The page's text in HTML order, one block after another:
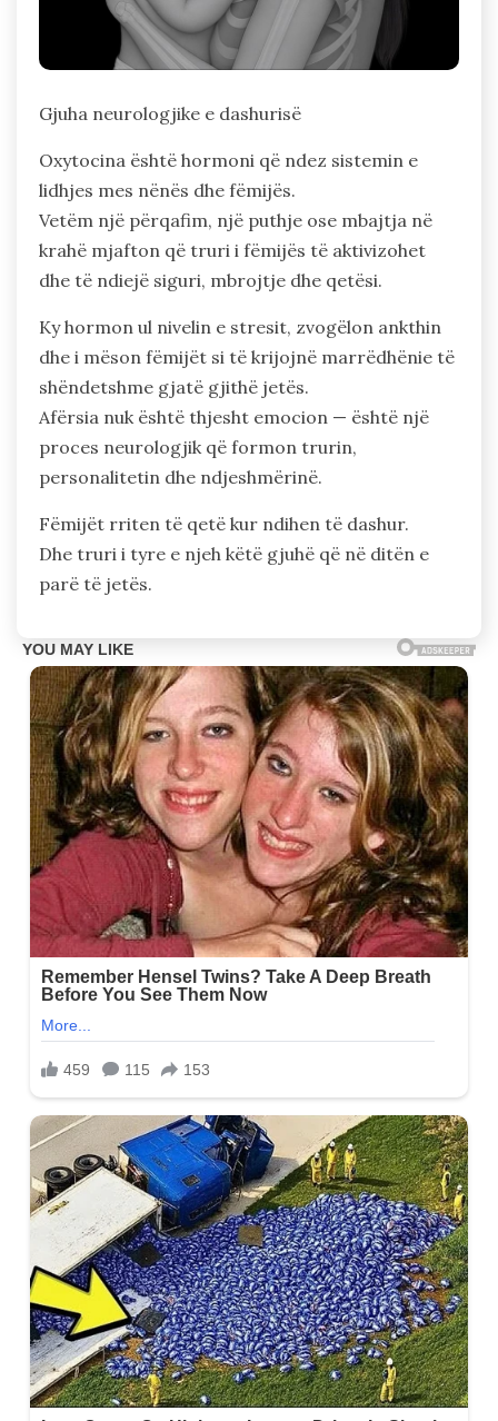
Gjuha neurologjike e dashurisë
Oxytocina është hormoni që ndez sistemin e
lidhjes mes nënës dhe fëmijës.
Vetëm një përqafim, një puthje ose mbajtja në
krahë mjafton që truri i fëmijës të aktivizohet
dhe të ndiejë siguri, mbrojtje dhe qetësi.
Ky hormon ul nivelin e stresit, zvogëlon ankthin
dhe i mëson fëmijët si të krijojnë marrëdhënie të
shëndetshme gjatë gjithë jetës.
Afërsia nuk është thjesht emocion — është një
proces neurologjik që formon trurin,
personalitetin dhe ndjeshmërinë.
Fëmijët rriten të qetë kur ndihen të dashur.
Dhe truri i tyre e njeh këtë gjuhë që në ditën e
parë të jetës.